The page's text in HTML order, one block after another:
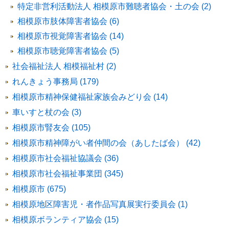
特定非営利活動法人 相模原市難聴者協会・土の会 (2)
相模原市肢体障害者協会 (6)
相模原市視覚障害者協会 (14)
相模原市聴覚障害者協会 (5)
社会福祉法人 相模福祉村 (2)
れんきょう事務局 (179)
相模原市精神保健福祉家族会みどり会 (14)
車いすと杖の会 (3)
相模原市腎友会 (105)
相模原市精神障がい者仲間の会（あしたば会） (42)
相模原市社会福祉協議会 (36)
相模原市社会福祉事業団 (345)
相模原市 (675)
相模原地区障害児・者作品写真展実行委員会 (1)
相模原ボランティア協会 (15)